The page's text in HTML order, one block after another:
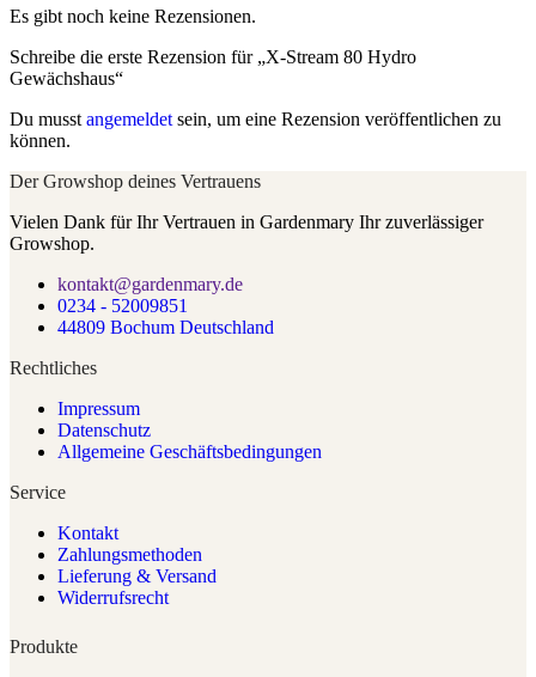
Es gibt noch keine Rezensionen.
Schreibe die erste Rezension für „X-Stream 80 Hydro
Gewächshaus“
Du musst angemeldet sein, um eine Rezension veröffentlichen zu
können.
Der Growshop deines Vertrauens
Vielen Dank für Ihr Vertrauen in Gardenmary Ihr zuverlässiger
Growshop.
kontakt@gardenmary.de
0234 - 52009851
44809 Bochum Deutschland
Rechtliches
Impressum
Datenschutz
Allgemeine Geschäftsbedingungen
Service
Kontakt
Zahlungsmethoden
Lieferung & Versand
Widerrufsrecht
Produkte